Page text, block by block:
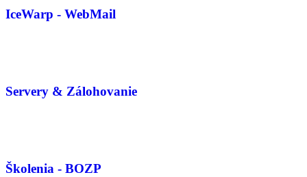
IceWarp - WebMail
Servery & Zálohovanie
Školenia - BOZP